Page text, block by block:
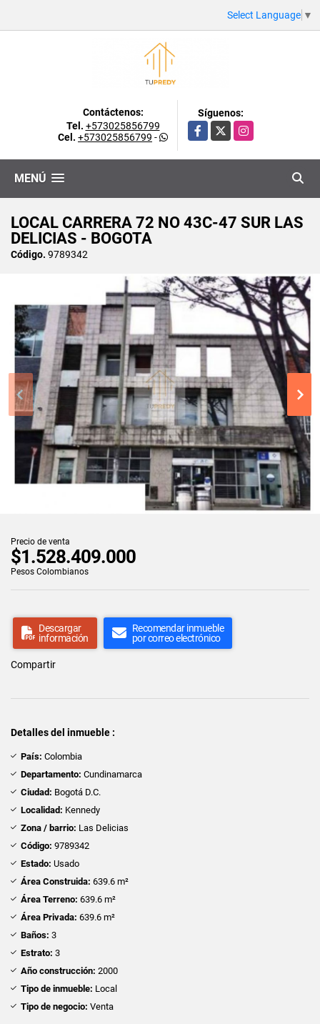
Select Language ▼
Contáctenos:
Tel. +573025856799
Cel. +573025856799 -
Síguenos:
Facebook
X Instagram
MENÚ
LOCAL CARRERA 72 NO 43C-47 SUR LAS
DELICIAS - BOGOTA
Código. 9789342
Precio de venta
$1.528.409.000
Pesos Colombianos
Descargar
información
Recomendar inmueble
por correo electrónico
Compartir
Detalles del inmueble :
País: Colombia
Departamento: Cundinamarca
Ciudad: Bogotá D.C.
Localidad: Kennedy
Zona / barrio: Las Delicias
Código: 9789342
Estado: Usado
Área Construida: 639.6 m²
Área Terreno: 639.6 m²
Área Privada: 639.6 m²
Baños: 3
Estrato: 3
Año construcción: 2000
Tipo de inmueble: Local
Tipo de negocio: Venta